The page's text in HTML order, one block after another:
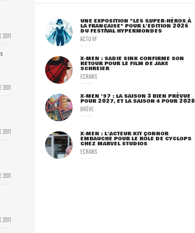
UNE EXPOSITION "LES SUPER-HÉROS À
LA FRANÇAISE" POUR L'ÉDITION 2026
DU FESTIVAL HYPERMONDES
ACTU VF
X-MEN : SADIE SINK CONFIRME SON
RETOUR POUR LE FILM DE JAKE
SCHREIER
ECRANS
X-MEN '97 : LA SAISON 3 BIEN PRÉVUE
POUR 2027, ET LA SAISON 4 POUR 2028
BRÈVE
X-MEN : L'ACTEUR KIT CONNOR
EMBAUCHÉ POUR LE RÔLE DE CYCLOPS
CHEZ MARVEL STUDIOS
ECRANS